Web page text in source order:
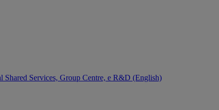
Shared Services, Group Centre, e R&D (English)